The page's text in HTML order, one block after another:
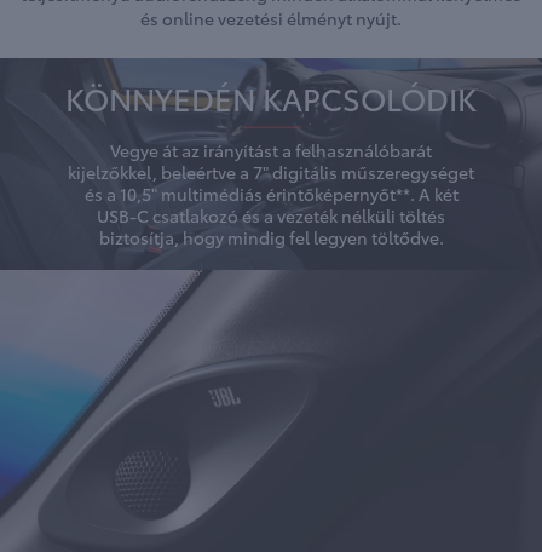
és online vezetési élményt nyújt.
KÖNNYEDÉN KAPCSOLÓDIK
Vegye át az irányítást a felhasználóbarát
kijelzőkkel, beleértve a 7" digitális műszeregységet
és a 10,5" multimédiás érintőképernyőt**. A két
USB-C csatlakozó és a vezeték nélküli töltés
biztosítja, hogy mindig fel legyen töltődve.